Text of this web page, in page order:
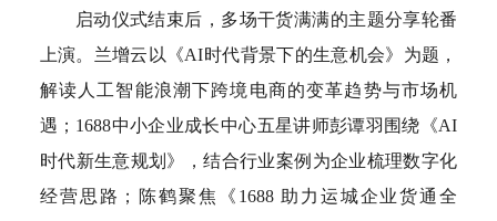
启动仪式结束后，多场干货满满的主题分享轮番
上演。兰增云以《AI时代背景下的生意机会》为题，
解读人工智能浪潮下跨境电商的变革趋势与市场机
遇；1688中小企业成长中心五星讲师彭谭羽围绕《AI
时代新生意规划》，结合行业案例为企业梳理数字化
经营思路；陈鹤聚焦《1688 助力运城企业货通全